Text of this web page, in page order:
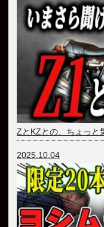
ZとKZとの、ちょっと
2025.10.04